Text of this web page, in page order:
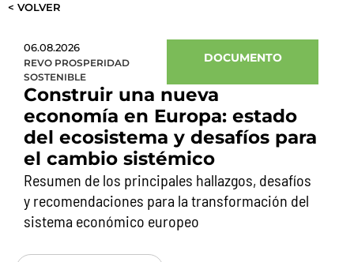
< VOLVER
06.08.2026
REVO PROSPERIDAD
SOSTENIBLE
DOCUMENTO
Construir una nueva
economía en Europa: estado
del ecosistema y desafíos para
el cambio sistémico
Resumen de los principales hallazgos, desafíos
y recomendaciones para la transformación del
sistema económico europeo